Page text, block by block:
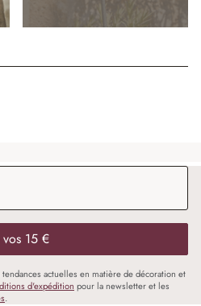
15 €
actuelles en matière de décoration et
d'expédition pour la newsletter et les
.